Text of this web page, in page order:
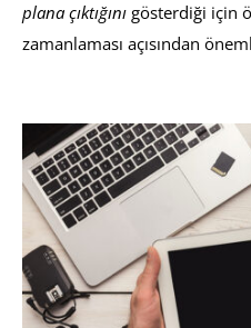
plana çıktığını gösterdiği için
zamanlaması açısından